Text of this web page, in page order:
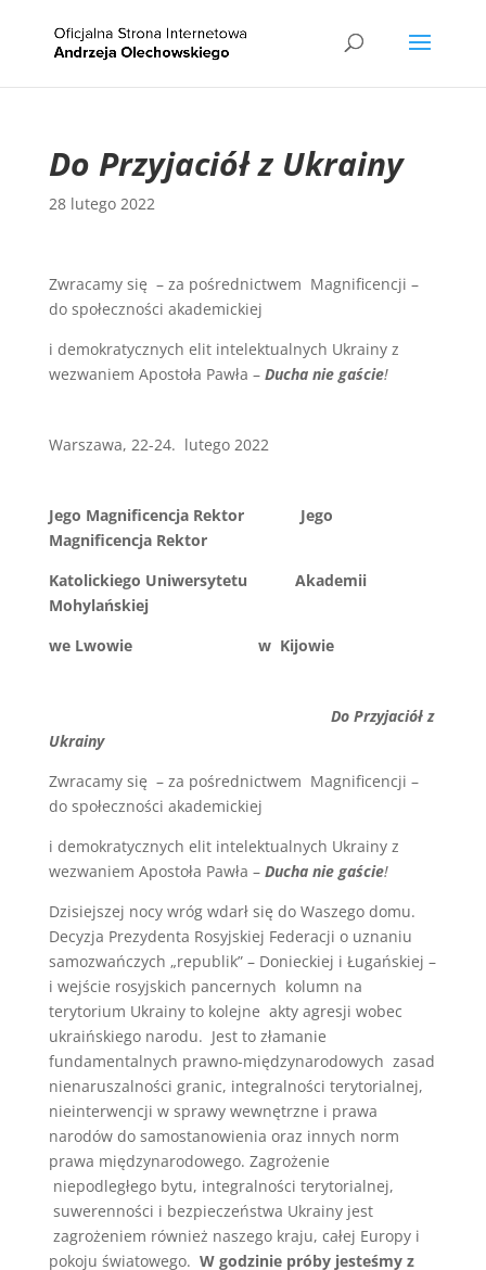
Do Przyjaciół z Ukrainy
28 lutego 2022
Zwracamy się – za pośrednictwem Magnificencji –
do społeczności akademickiej
i demokratycznych elit intelektualnych Ukrainy z
wezwaniem Apostoła Pawła – Ducha nie gaście!
Warszawa, 22-24. lutego 2022
Jego Magnificencja Rektor Jego
Magnificencja Rektor
Katolickiego Uniwersytetu Akademii
Mohylańskiej
we Lwowie w Kijowie
Do Przyjaciół z
Ukrainy
Zwracamy się – za pośrednictwem Magnificencji –
do społeczności akademickiej
i demokratycznych elit intelektualnych Ukrainy z
wezwaniem Apostoła Pawła – Ducha nie gaście!
Dzisiejszej nocy wróg wdarł się do Waszego domu.
Decyzja Prezydenta Rosyjskiej Federacji o uznaniu
samozwańczych „republik” – Donieckiej i Ługańskiej –
i wejście rosyjskich pancernych kolumn na
terytorium Ukrainy to kolejne akty agresji wobec
ukraińskiego narodu. Jest to złamanie
fundamentalnych prawno-międzynarodowych zasad
nienaruszalności granic, integralności terytorialnej,
nieinterwencji w sprawy wewnętrzne i prawa
narodów do samostanowienia oraz innych norm
prawa międzynarodowego. Zagrożenie
niepodległego bytu, integralności terytorialnej,
suwerenności i bezpieczeństwa Ukrainy jest
zagrożeniem również naszego kraju, całej Europy i
pokoju światowego. W godzinie próby jesteśmy z